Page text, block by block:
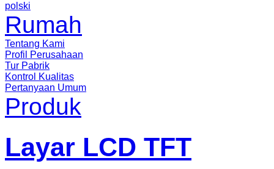
polski
Rumah
Tentang Kami
Profil Perusahaan
Tur Pabrik
Kontrol Kualitas
Pertanyaan Umum
Produk
Layar LCD TFT